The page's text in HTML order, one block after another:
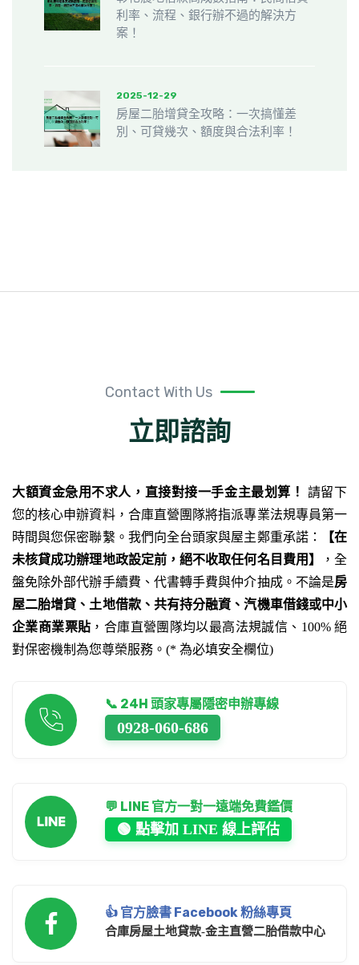
利率、流程、銀行辦不過的解決方
案！
2025-12-29
房屋二胎增貸全攻略：一次搞懂差
別、可貸幾次、額度與合法利率！
Contact With Us
立即諮詢
大額資金急用不求人，直接對接一手金主最划算！
請留下
您的核心申辦資料，合庫直營團隊將指派專業法規專員第一
時間與您保密聯繫。我們向全台頭家與屋主鄭重承諾：
【在
未核貸成功辦理地政設定前，絕不收取任何名目費用】
，全
盤免除外部代辦手續費、代書轉手費與仲介抽成。不論是房
屋二胎增貸、土地借款、共有持分融資、汽機車借錢或中小
企業商業票貼 ，合庫直營團隊均以最高法規誠信、100% 絕
對保密機制為您尊榮服務。(* 為必填安全欄位)
📞 24H 頭家專屬隱密申辦專線
0928-060-686
💬 LINE 官方一對一遠端免費鑑價
🟢 點擊加 LINE 線上評估
👍 官方臉書 Facebook 粉絲專頁
合庫房屋土地貸款-金主直營二胎借款中心